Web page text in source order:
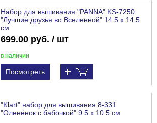
Набор для вышивания "PANNA" KS-7250
"Лучшие друзья во Вселенной" 14.5 х 14.5
см
699.00 руб. / шт
в наличии
Посмотреть
"Klart" набор для вышивания 8-331
"Оленёнок с бабочкой" 9.5 х 10.5 см